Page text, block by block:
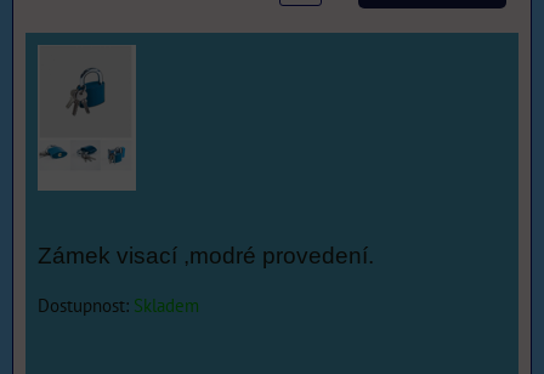
Zámek visací ,modré provedení.
Dostupnost: Skladem